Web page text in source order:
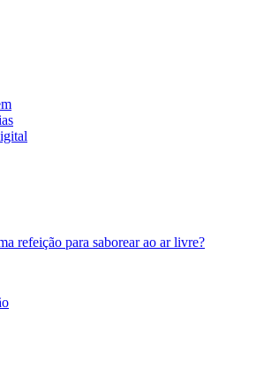
refeição para saborear ao ar livre?